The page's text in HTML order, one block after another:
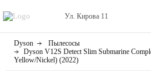
Ул. Кирова 11
Контакты
Apple
Dyson
Пылесосы
Dyson V12S Detect Slim Submarine
Yellow/Nickel) (2022)